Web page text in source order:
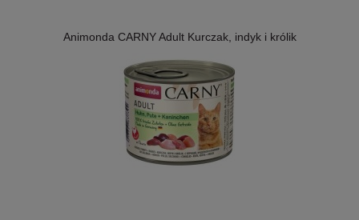
Animonda CARNY Adult Kurczak, indyk i królik